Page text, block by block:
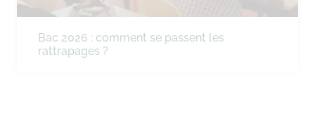
Bac 2026 : comment se passent les
rattrapages ?